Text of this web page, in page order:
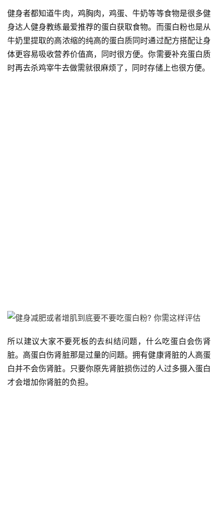
計
有
氧
運
動
健身者都知道牛肉，鸡胸肉，鸡蛋、牛奶等等食物是很多健
身达人健身教练最爱推荐的蛋白获取食物。而蛋白粉也是从
牛奶里提取的高浓缩的纯高的蛋白质同时通过配方搭配让身
体更容易吸收营养价值高，同时很方便。你需要补充蛋白质
时再去杀鸡宰牛去做需就很麻烦了，同时存储上也很方便。
所以建议大家不要死板的去纠结问题，什么吃蛋白会伤肾
脏。高蛋白伤肾脏那是过量的问题。拥有健康肾脏的人高蛋
白并不会伤肾脏。只要你原先肾脏损伤过的人过多摄入蛋白
才会增加你肾脏的负担。